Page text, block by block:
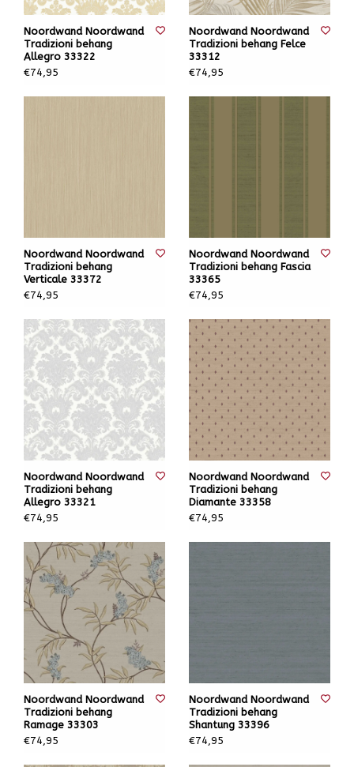
Noordwand Noordwand
Tradizioni behang
Allegro 33322
€74,95
Noordwand Noordwand
Tradizioni behang Felce
33312
€74,95
Noordwand Noordwand
Tradizioni behang
Verticale 33372
€74,95
Noordwand Noordwand
Tradizioni behang Fascia
33365
€74,95
Noordwand Noordwand
Tradizioni behang
Allegro 33321
€74,95
Noordwand Noordwand
Tradizioni behang
Diamante 33358
€74,95
Noordwand Noordwand
Tradizioni behang
Ramage 33303
€74,95
Noordwand Noordwand
Tradizioni behang
Shantung 33396
€74,95